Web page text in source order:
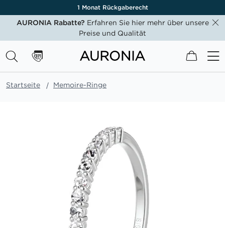
1 Monat Rückgaberecht
AURONIA Rabatte? Erfahren Sie hier mehr über unsere
Preise und Qualität
Mein
Startseite Memoire-Ringe